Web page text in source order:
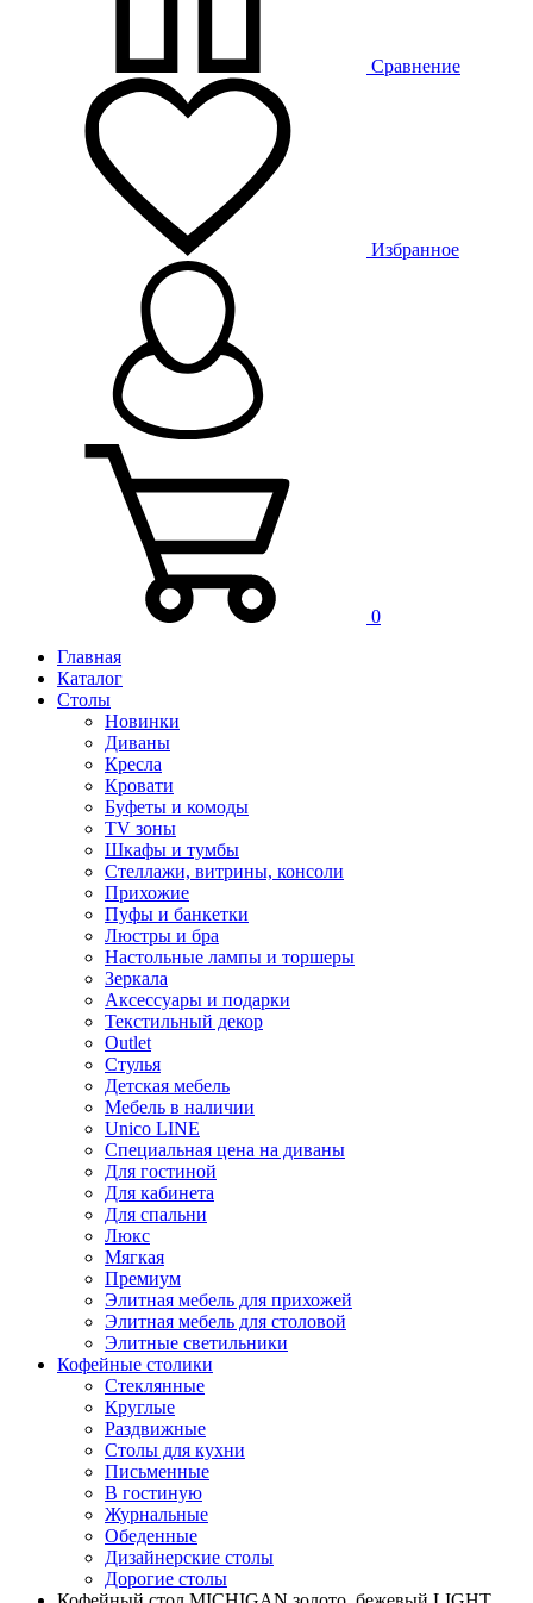
Сравнение
Избранное
0
Главная
Каталог
Столы
Новинки
Диваны
Кресла
Кровати
Буфеты и комоды
TV зоны
Шкафы и тумбы
Стеллажи, витрины, консоли
Прихожие
Пуфы и банкетки
Люстры и бра
Настольные лампы и торшеры
Зеркала
Аксессуары и подарки
Текстильный декор
Outlet
Стулья
Детская мебель
Мебель в наличии
Unico LINE
Специальная цена на диваны
Для гостиной
Для кабинета
Для спальни
Люкс
Мягкая
Премиум
Элитная мебель для прихожей
Элитная мебель для столовой
Элитные светильники
Кофейные столики
Стеклянные
Круглые
Раздвижные
Столы для кухни
Письменные
В гостиную
Журнальные
Обеденные
Дизайнерские столы
Дорогие столы